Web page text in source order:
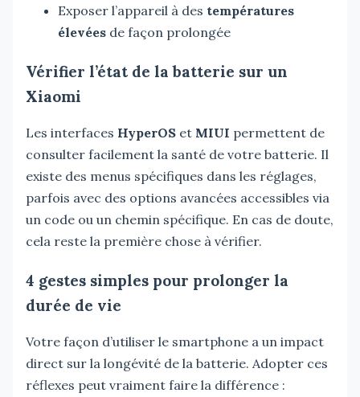
Exposer l’appareil à des températures
élevées de façon prolongée
Vérifier l’état de la batterie sur un
Xiaomi
Les interfaces HyperOS et MIUI permettent de
consulter facilement la santé de votre batterie. Il
existe des menus spécifiques dans les réglages,
parfois avec des options avancées accessibles via
un code ou un chemin spécifique. En cas de doute,
cela reste la première chose à vérifier.
4 gestes simples pour prolonger la
durée de vie
Votre façon d’utiliser le smartphone a un impact
direct sur la longévité de la batterie. Adopter ces
réflexes peut vraiment faire la différence :